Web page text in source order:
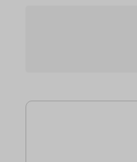
4 articles trouvés